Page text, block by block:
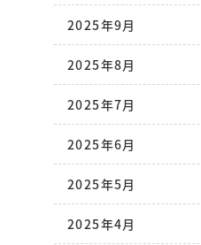
2025年9月
2025年8月
2025年7月
2025年6月
2025年5月
2025年4月